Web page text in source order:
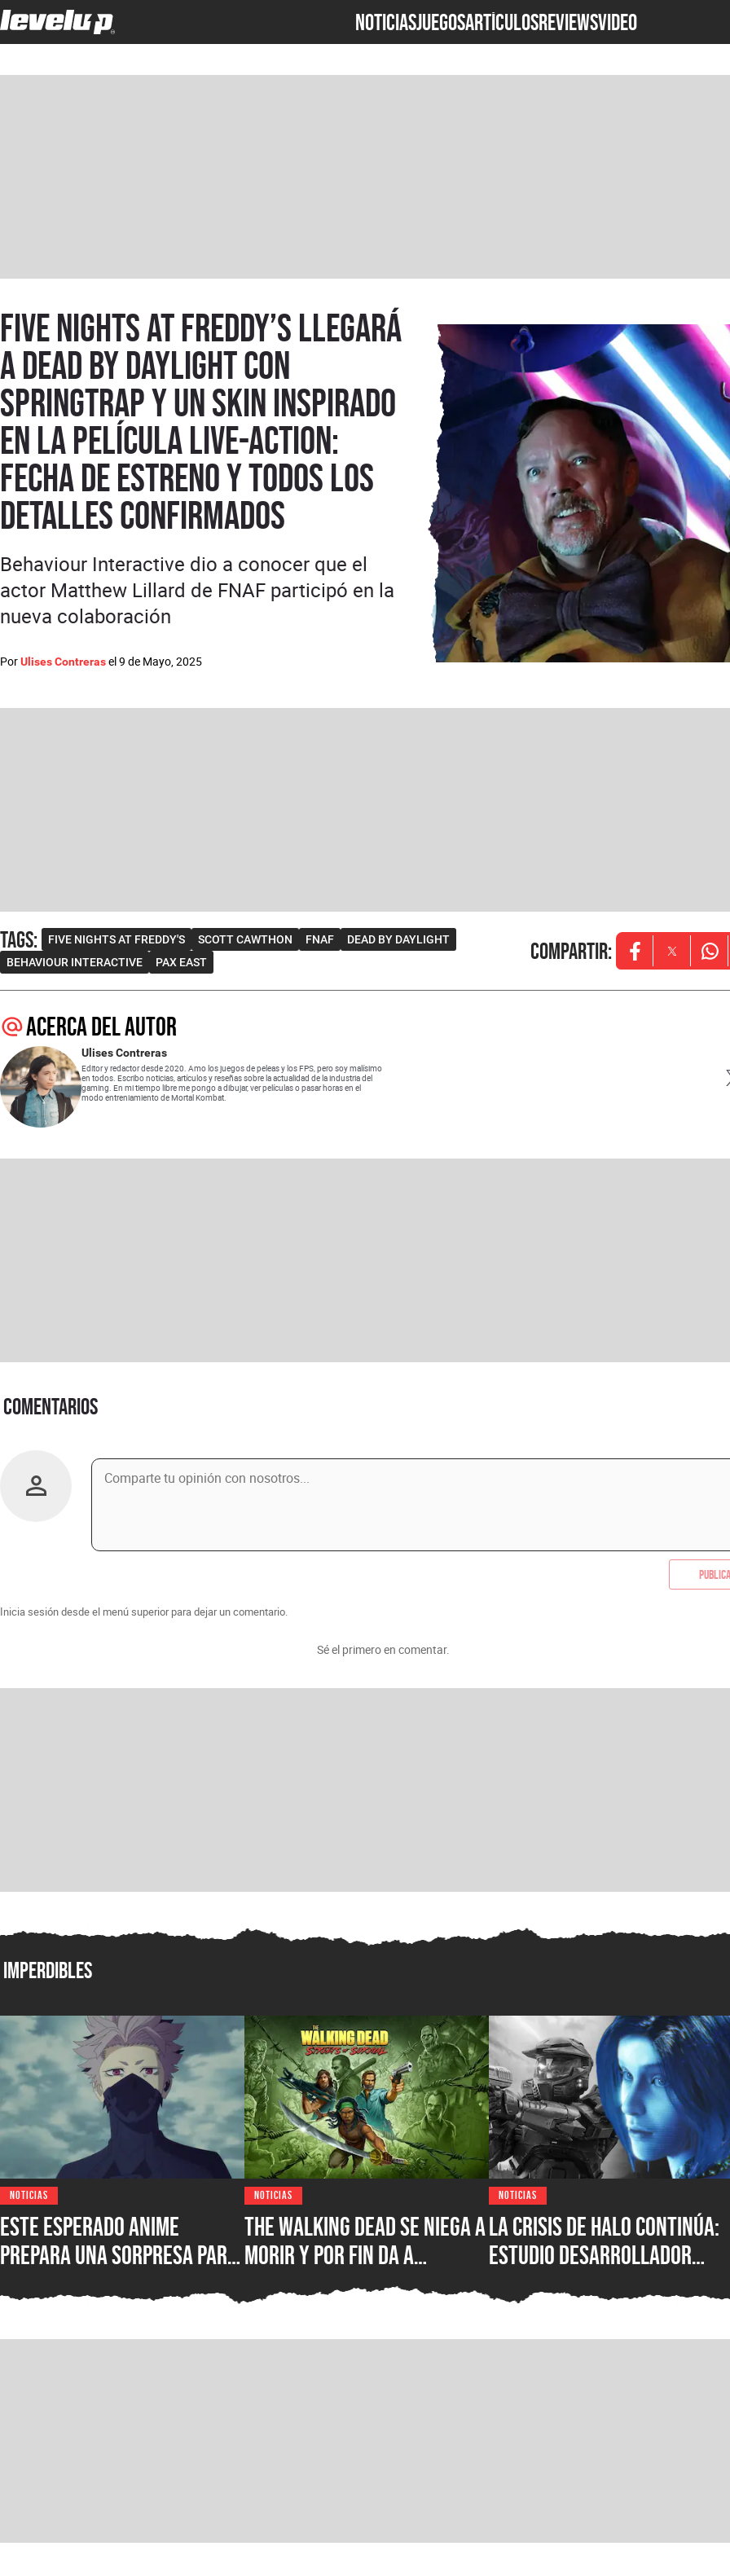
NOTICIASJUEGOSARTÍCULOSREVIEWSVideo
Five Nights at Freddy’s llegará
a Dead by Daylight con
Springtrap y un skin inspirado
en la película live-action:
fecha de estreno y todos los
detalles confirmados
PorUlises Contrerasel9 de Mayo, 2025
Behaviour Interactive dio a conocer que el
actor Matthew Lillard de FNAF participó en la
nueva colaboración
Tags: FIVE NIGHTS AT FREDDY'S SCOTT CAWTHON FNAF
DEAD BY DAYLIGHT
BEHAVIOUR INTERACTIVE
PAX EAST Compartir: Opens in new
Opens in
Acerca del autor
Ulises Contreras
Editor y redactor desde 2020. Amo los juegos de peleas y los FPS, pero soy malísimo
en todos. Escribo noticias, artículos y reseñas sobre la actualidad de la industria del
gaming. En mi tiempo libre me pongo a dibujar, ver películas o pasar horas en el
modo entreniamiento de Mortal Kombat.
Comentarios
Inicia sesión desde el menú superior para dejar un comentario.
Sé el primero en comentar.
Imperdibles
NOTICIAS
Este esperado anime
prepara una sorpresa para
NOTICIAS
The Walking Dead se niega a
morir y por fin da a
conocer la fecha de
lanzamiento de su nuevo
juego
NOTICIAS
La crisis de Halo continúa:
estudio desarrollador
fallido lanzamiento
multiplataforma de